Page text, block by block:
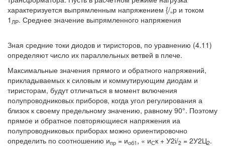
характеризуется выпрямленным напряжением {/„р и током
1 ЛР. Среднее значение выпрямленного напряжения
Зная средние токи диодов и тиристоров, по уравнению (4.11)
определяют число их параллельных ветвей в плече.
Максимальные значения прямого и обратного напряжений,
прикладываемых к силовым и коммутирующим диодам и
тиристорам, будут отличаться в момент включения
полупроводниковых приборов, когда угол регулирования а
близок к своему предельному значению, равному 90°. Поэтому
прямое и обратное повторяющиеся напряжения иа
полупроводниковых приборах можно ориентировочно
определить по соотношению ипр = иоб1 , « иСк + У2і/2 = 2У2Ц2.